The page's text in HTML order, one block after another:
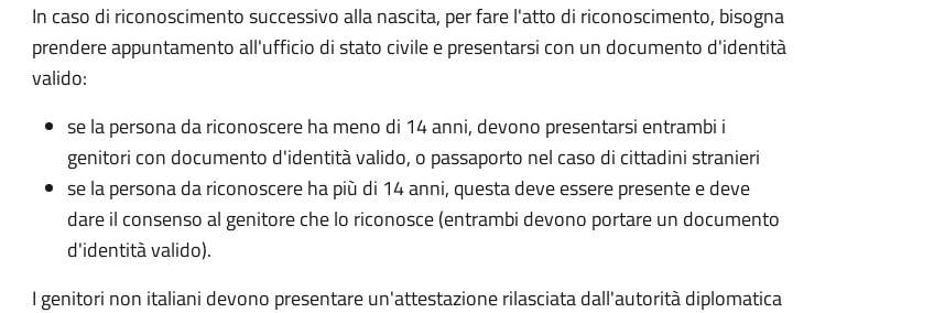
In caso di riconoscimento successivo alla nascita, per fare l'atto di riconoscimento, bisogna
prendere appuntamento all'ufficio di stato civile e presentarsi con un documento d'identità
valido:
se la persona da riconoscere ha meno di 14 anni, devono presentarsi entrambi i
genitori con documento d'identità valido, o passaporto nel caso di cittadini stranieri
se la persona da riconoscere ha più di 14 anni, questa deve essere presente e deve
dare il consenso al genitore che lo riconosce (entrambi devono portare un documento
d'identità valido).
I genitori non italiani devono presentare un'attestazione rilasciata dall'autorità diplomatica